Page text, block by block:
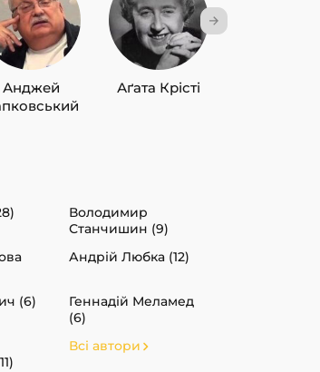
Анджей
Аґата Крісті
Володимир
Станчишин (9)
Андрій Любка (12)
(6)
Геннадій Меламед
(6)
Всі автори